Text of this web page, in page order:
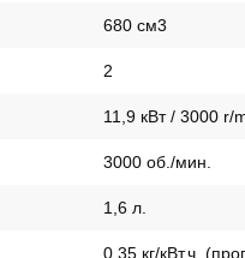
680 см3
2
11,9 кВт / 3000 r/
3000 об./мин.
1,6 л.
0,35 кг/кВт.ч.